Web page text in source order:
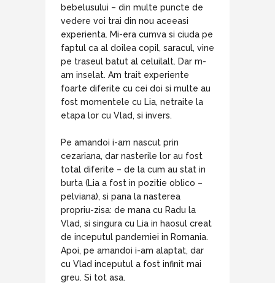
bebelusului – din multe puncte de
vedere voi trai din nou aceeasi
experienta. Mi-era cumva si ciuda pe
faptul ca al doilea copil, saracul, vine
pe traseul batut al celuilalt. Dar m-
am inselat. Am trait experiente
foarte diferite cu cei doi si multe au
fost momentele cu Lia, netraite la
etapa lor cu Vlad, si invers.
Pe amandoi i-am nascut prin
cezariana, dar nasterile lor au fost
total diferite – de la cum au stat in
burta (Lia a fost in pozitie oblico –
pelviana), si pana la nasterea
propriu-zisa: de mana cu Radu la
Vlad, si singura cu Lia in haosul creat
de inceputul pandemiei in Romania.
Apoi, pe amandoi i-am alaptat, dar
cu Vlad inceputul a fost infinit mai
greu. Si tot asa.